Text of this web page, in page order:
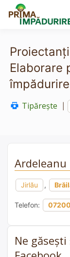
content
Elaborare
împădurire
Tipărește
Ardeleanu
Jirlău ,
Telefon:
Ne